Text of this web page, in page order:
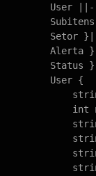
User
Setor
Alerta
Status
    User {
int